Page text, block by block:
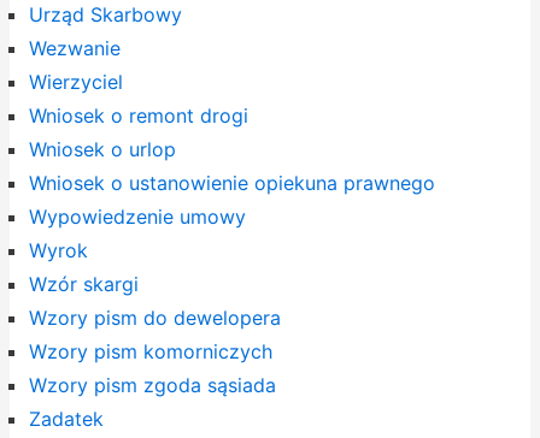
Urząd Skarbowy
Wezwanie
Wierzyciel
Wniosek o remont drogi
Wniosek o urlop
Wniosek o ustanowienie opiekuna prawnego
Wypowiedzenie umowy
Wyrok
Wzór skargi
Wzory pism do dewelopera
Wzory pism komorniczych
Wzory pism zgoda sąsiada
Zadatek